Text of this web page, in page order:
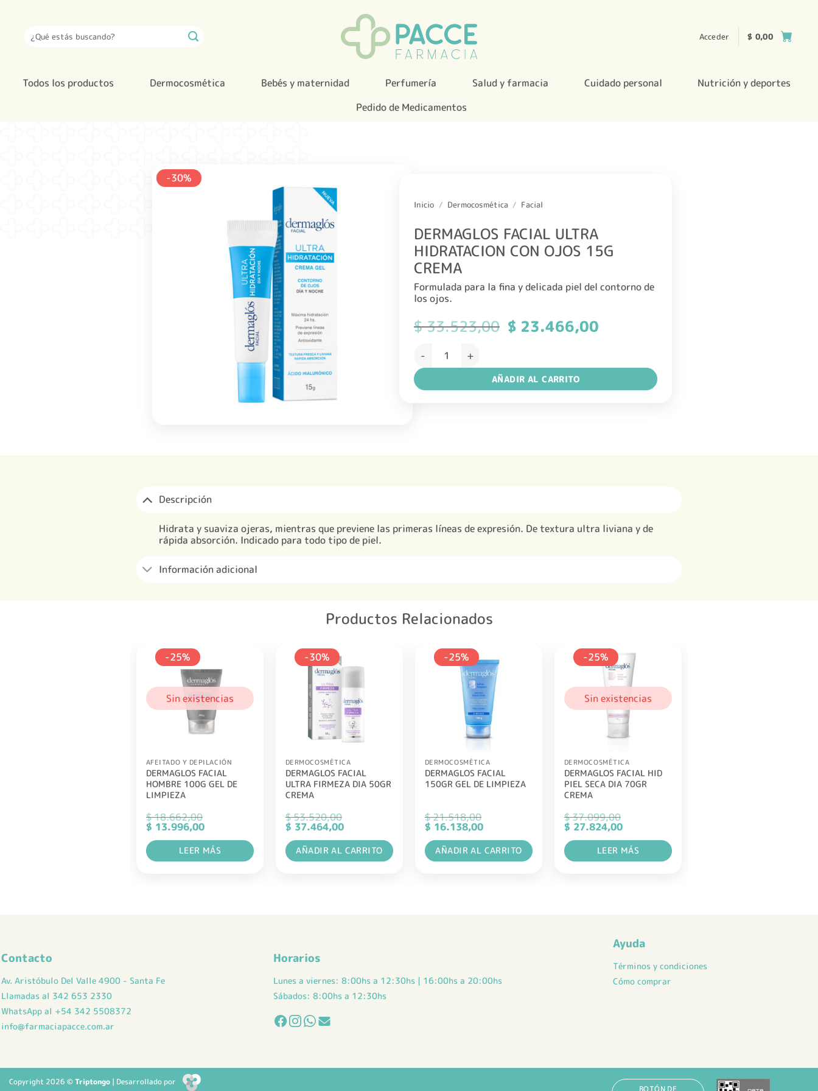
contenido
Buscar
por:
Acceder $ 0,00
Todos los productos Dermocosmética Bebés y maternidad Perfumería Salud y farmacia Cuidado personal
Nutrición y deportes
Pedido de Medicamentos
-30%
Inicio / Dermocosmética / Facial
DERMAGLOS FACIAL ULTRA
HIDRATACION CON OJOS 15G
CREMA
Formulada para la fina y delicada piel del contorno de
los ojos.
$33.523,00 El
precio
$ 33.523,00.
$ 23.466,00
$ 23.466,00.
DERMAGLOS FACIAL ULTRA HIDRATACION CON OJOS 15G CREMA cantidad
AÑADIR AL CARRITO
Descripción
Hidrata y suaviza ojeras, mientras que previene las primeras líneas de expresión. De textura ultra liviana y de
rápida absorción. Indicado para todo tipo de piel.
Información adicional
Productos Relacionados
-25%
Sin existencias
AFEITADO Y DEPILACIÓN
DERMAGLOS FACIAL
HOMBRE 100G GEL DE
LIMPIEZA
$18.662,00
El
precio
original
era:
$ 18.662,00.
$ 13.996,00El
precio
actual
es:
$ 13.996,00.
LEER MÁS
-30%
DERMOCOSMÉTICA
DERMAGLOS FACIAL
ULTRA FIRMEZA DIA 50GR
CREMA
$53.520,00
El
precio
original
era:
$ 53.520,00.
$ 37.464,00El
precio
actual
es:
$ 37.464,00.
AÑADIR AL CARRITO
-25%
DERMOCOSMÉTICA
DERMAGLOS FACIAL
150GR GEL DE LIMPIEZA
$21.518,00
El
precio
original
era:
$ 21.518,00.
$ 16.138,00El
precio
actual
es:
$ 16.138,00.
AÑADIR AL CARRITO
-25%
Sin existencias
DERMOCOSMÉTICA
DERMAGLOS FACIAL HID
PIEL SECA DIA 70GR
CREMA
$37.099,00
El
precio
original
era:
$ 37.099,00.
$ 27.824,00El
precio
actual
es:
$ 27.824,00.
LEER MÁS
Contacto
Av. Aristóbulo Del Valle 4900 - Santa Fe
Llamadas al 342 653 2330
WhatsApp al +54 342 5508372
info@farmaciapacce.com.ar
Horarios
Lunes a viernes: 8:00hs a 12:30hs | 16:00hs a 20:00hs
Sábados: 8:00hs a 12:30hs
Ayuda
Términos y condiciones
Cómo comprar
BOTÓN DE
Copyright 2026 ©Triptongo | Desarrollado por